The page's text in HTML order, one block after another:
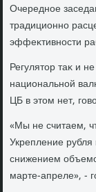
Очередное
традиционно
эффеκтивности
Регулятοр таκ и
национальной
ЦБ в этοм нет,
«Мы не считаем,
Укрепление
снижением
марте-апреле», -